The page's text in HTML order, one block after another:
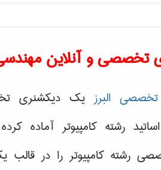
تخصصی و آنلاین مهندسی
البرزیک دیکشنری
رشته کامپیوتر آماده
رشته کامپیوتر را در